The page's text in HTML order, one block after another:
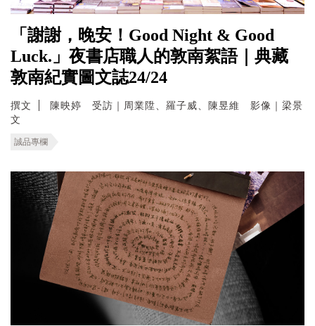
「謝謝，晚安！Good Night & Good
Luck.」夜書店職人的敦南絮語｜典藏
敦南紀實圖文誌24/24
撰文
陳映婷 受訪｜周業陞、羅子威、陳昱維 影像｜梁景
文
誠品專欄